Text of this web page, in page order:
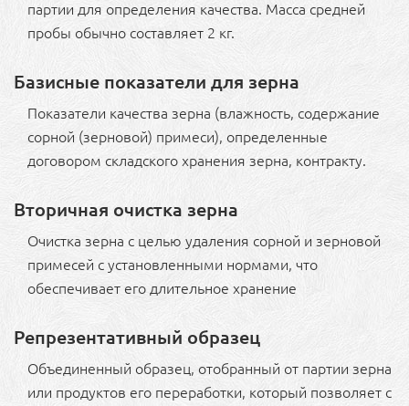
партии для определения качества. Масса средней
пробы обычно составляет 2 кг.
Базисные показатели для зерна
Показатели качества зерна (влажность, содержание
сорной (зерновой) примеси), определенные
договором складского хранения зерна, контракту.
Вторичная очистка зерна
Очистка зерна с целью удаления сорной и зерновой
примесей с установленными нормами, что
обеспечивает его длительное хранение
Репрезентативный образец
Объединенный образец, отобранный от партии зерна
или продуктов его переработки, который позволяет с